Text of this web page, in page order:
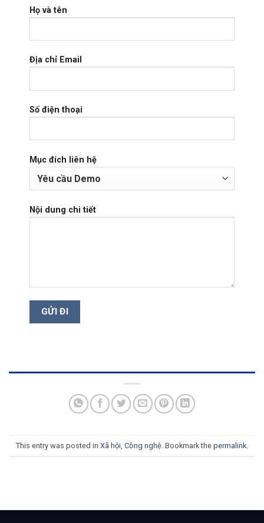
Họ và tên
Địa chỉ Email
Số điện thoại
Mục đích liên hệ
Nội dung chi tiết
This entry was posted in Xã hội Công nghệ . Bookmark the permalink